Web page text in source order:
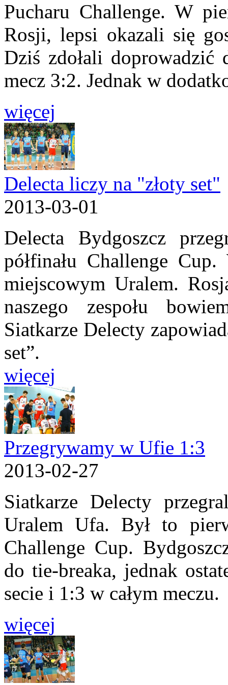
Pucharu Challenge. W
Rosji, lepsi okazali się
Dziś zdołali doprowadzić
mecz 3:2. Jednak w
więcej
Delecta liczy na "złoty set"
2013-03-01
Delecta Bydgoszcz
półfinału Challenge
miejscowym Uralem.
naszego zespołu
Siatkarze Delecty
set”.
więcej
Przegrywamy w Ufie 1:3
2013-02-27
Siatkarze Delecty
Uralem Ufa. Był to
Challenge Cup.
do tie-breaka, jednak
secie i 1:3 w całym meczu.
więcej